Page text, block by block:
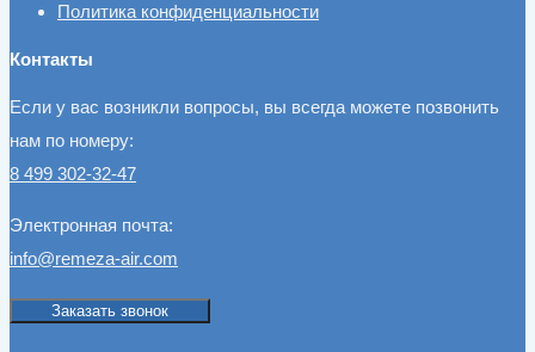
Политика конфиденциальности
Контакты
Если у вас возникли вопросы, вы всегда можете позвонить
нам по номеру:
8 499 302-32-47
Электронная почта:
info@remeza-air.com
Заказать звонок